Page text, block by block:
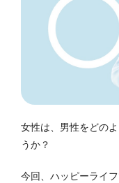
女性は、男性をどの
うか？
今回、ハッピーライ